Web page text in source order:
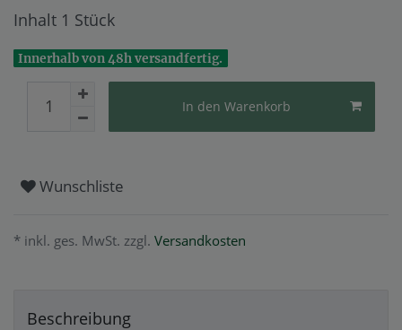
Inhalt 1 Stück
Innerhalb von 48h versandfertig.
In den Warenkorb
Wunschliste
* inkl. ges. MwSt. zzgl. Versandkosten
Beschreibung